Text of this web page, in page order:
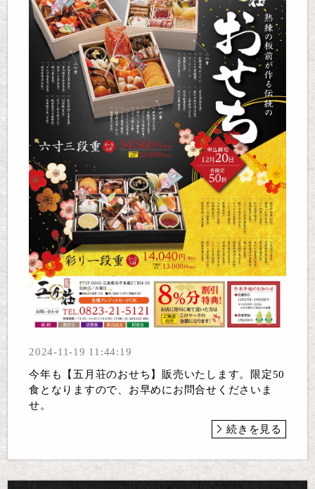
2024-11-19 11:44:19
今年も【五月荘のおせち】販売いたします。限定50
食となりますので、お早めにお問合せくださいま
せ。
続きを見る